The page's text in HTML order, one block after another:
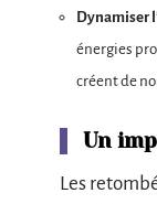
Dynamiser
énergies
créent de
Un
Les